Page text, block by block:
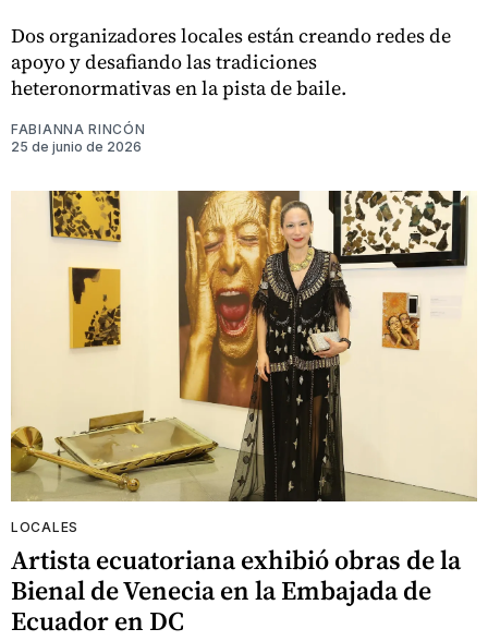
Dos organizadores locales están creando redes de
apoyo y desafiando las tradiciones
heteronormativas en la pista de baile.
FABIANNA RINCÓN
25 de junio de 2026
LOCALES
Artista ecuatoriana exhibió obras de la
Bienal de Venecia en la Embajada de
Ecuador en DC